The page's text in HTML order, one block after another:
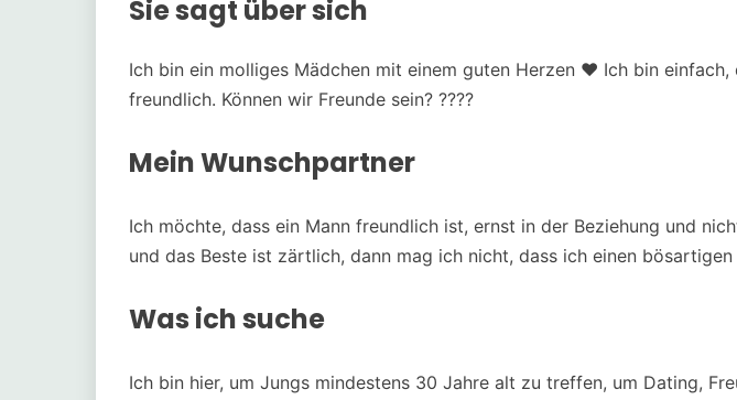
Sie sagt über sich
Ich bin ein molliges Mädchen mit einem guten Herzen ❤️ Ich bin einfach,
freundlich. Können wir Freunde sein? ????
Mein Wunschpartner
Ich möchte, dass ein Mann freundlich ist, ernst in der Beziehung und
und das Beste ist zärtlich, dann mag ich nicht, dass ich einen bösartigen
Was ich suche
Ich bin hier, um Jungs mindestens 30 Jahre alt zu treffen, um Dating,